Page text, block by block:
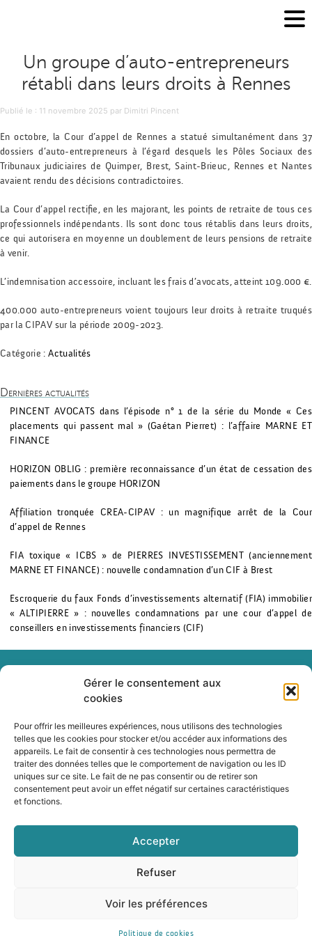
Gérer le consentement aux
cookies
Pour offrir les meilleures expériences, nous utilisons des technologies
telles que les cookies pour stocker et/ou accéder aux informations des
appareils. Le fait de consentir à ces technologies nous permettra de
traiter des données telles que le comportement de navigation ou les ID
uniques sur ce site. Le fait de ne pas consentir ou de retirer son
consentement peut avoir un effet négatif sur certaines caractéristiques
et fonctions.
Accepter
Refuser
Voir les préférences
Politique de cookies
Un groupe d’auto-entrepreneurs
rétabli dans leurs droits à Rennes
Publié le
Publié le : 11 novembre 2025 par Dimitri Pincent
En octobre, la Cour d’appel de Rennes a statué simultanément dans 37
dossiers d’auto-entrepreneurs à l’égard desquels les Pôles Sociaux des
Tribunaux judiciaires de Quimper, Brest, Saint-Brieuc, Rennes et Nantes
avaient rendu des décisions contradictoires.
La Cour d’appel rectifie, en les majorant, les points de retraite de tous ces
professionnels indépendants. Ils sont donc tous rétablis dans leurs droits,
ce qui autorisera en moyenne un doublement de leurs pensions de retraite
à venir.
L’indemnisation accessoire, incluant les frais d’avocats, atteint 109.000 €.
400.000 auto-entrepreneurs voient toujours leur droits à retraite truqués
par la CIPAV sur la période 2009-2023.
Catégorie :Actualités
Dernières actualités
PINCENT AVOCATS dans l’épisode n° 1 de la série du Monde « Ces
placements qui passent mal » (Gaétan Pierret) : l’affaire MARNE ET
FINANCE
HORIZON OBLIG : première reconnaissance d’un état de cessation des
paiements dans le groupe HORIZON
Affiliation tronquée CREA-CIPAV : un magnifique arrêt de la Cour
d’appel de Rennes
FIA toxique « ICBS » de PIERRES INVESTISSEMENT (anciennement
MARNE ET FINANCE) : nouvelle condamnation d’un CIF à Brest
Escroquerie du faux Fonds d’investissements alternatif (FIA) immobilier
« ALTIPIERRE » : nouvelles condamnations par une cour d’appel de
conseillers en investissements financiers (CIF)
+33(0)1 84 79 10 56
cabinet@pincent-avocats.com
Politique de cookies (UE)